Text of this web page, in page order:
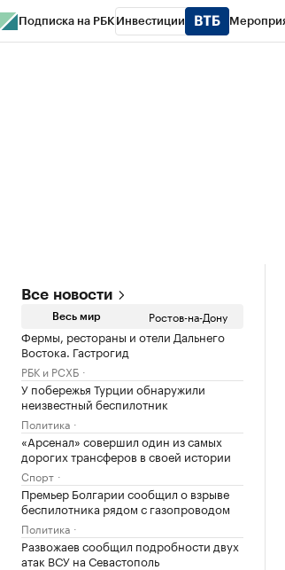
Подписка на РБК Инвестиции
Все новости
Весь мир Ростов-на-Дону
Фермы, рестораны и отели Дальнего
Востока. Гастрогид
РБК и РСХБ
У побережья Турции обнаружили
неизвестный беспилотник
Политика
«Арсенал» совершил один из самых
дорогих трансферов в своей истории
Спорт
Премьер Болгарии сообщил о взрыве
беспилотника рядом с газопроводом
Политика
Развожаев сообщил подробности двух
атак ВСУ на Севастополь